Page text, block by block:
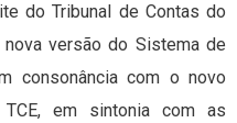
do Tribunal de Contas do
nova versão do Sistema de
consonância com o novo
em sintonia com as